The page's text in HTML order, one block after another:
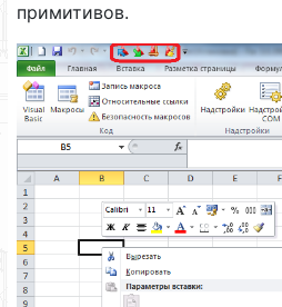
примитивов.